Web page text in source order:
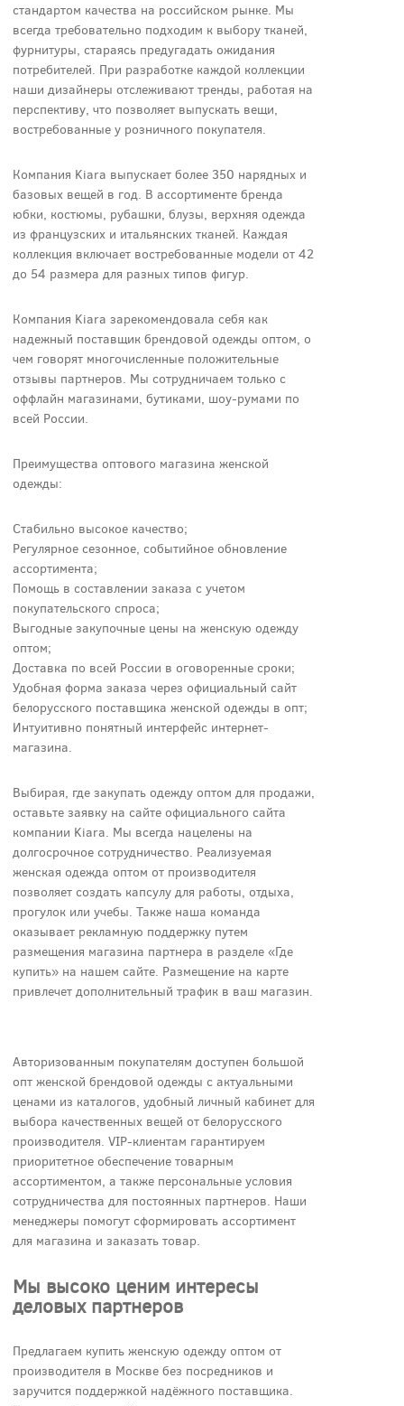
стандартом качества на российском рынке. Мы
всегда требовательно подходим к выбору тканей,
фурнитуры, стараясь предугадать ожидания
потребителей. При разработке каждой коллекции
наши дизайнеры отслеживают тренды, работая на
перспективу, что позволяет выпускать вещи,
востребованные у розничного покупателя.
Компания Kiara выпускает более 350 нарядных и
базовых вещей в год. В ассортименте бренда
юбки, костюмы, рубашки, блузы, верхняя одежда
из французских и итальянских тканей. Каждая
коллекция включает востребованные модели от 42
до 54 размера для разных типов фигур.
Компания Kiara зарекомендовала себя как
надежный поставщик брендовой одежды оптом, о
чем говорят многочисленные положительные
отзывы партнеров. Мы сотрудничаем только с
оффлайн магазинами, бутиками, шоу-румами по
всей России.
Преимущества оптового магазина женской
одежды:
Стабильно высокое качество;
Регулярное сезонное, событийное обновление
ассортимента;
Помощь в составлении заказа с учетом
покупательского спроса;
Выгодные закупочные цены на женскую одежду
оптом;
Доставка по всей России в оговоренные сроки;
Удобная форма заказа через официальный сайт
белорусского поставщика женской одежды в опт;
Интуитивно понятный интерфейс интернет-
магазина.
Выбирая, где закупать одежду оптом для продажи,
оставьте заявку на сайте официального сайта
компании Kiara. Мы всегда нацелены на
долгосрочное сотрудничество. Реализуемая
женская одежда оптом от производителя
позволяет создать капсулу для работы, отдыха,
прогулок или учебы. Также наша команда
оказывает рекламную поддержку путем
размещения магазина партнера в разделе «Где
купить» на нашем сайте. Размещение на карте
привлечет дополнительный трафик в ваш магазин.
Авторизованным покупателям доступен большой
опт женской брендовой одежды с актуальными
ценами из каталогов, удобный личный кабинет для
выбора качественных вещей от белорусского
производителя. VIP-клиентам гарантируем
приоритетное обеспечение товарным
ассортиментом, а также персональные условия
сотрудничества для постоянных партнеров. Наши
менеджеры помогут сформировать ассортимент
для магазина и заказать товар.
Мы высоко ценим интересы
деловых партнеров
Предлагаем купить женскую одежду оптом от
производителя в Москве без посредников и
заручится поддержкой надёжного поставщика.